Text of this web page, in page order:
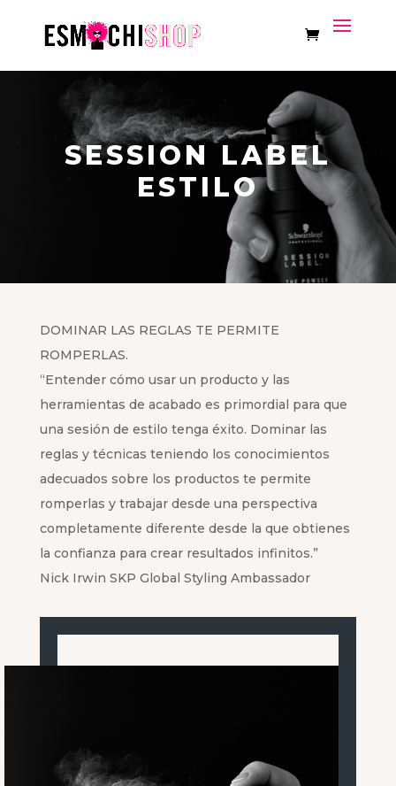
SESSION LABEL
ESTILO
DOMINAR LAS REGLAS TE PERMITE
ROMPERLAS.
“Entender cómo usar un producto y las
herramientas de acabado es primordial para que
una sesión de estilo tenga éxito. Dominar las
reglas y técnicas teniendo los conocimientos
adecuados sobre los productos te permite
romperlas y trabajar desde una perspectiva
completamente diferente desde la que obtienes
la confianza para crear resultados infinitos.”
Nick Irwin SKP Global Styling Ambassador